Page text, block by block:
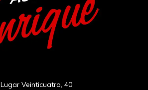
Lugar Veinticuatro, 40